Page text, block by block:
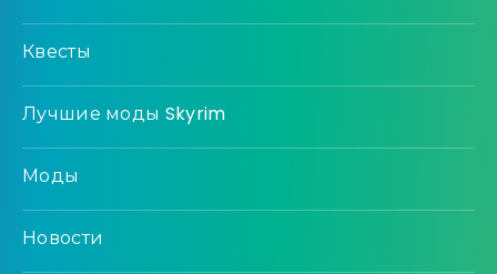
Квесты
Лучшие моды Skyrim
Моды
Новости